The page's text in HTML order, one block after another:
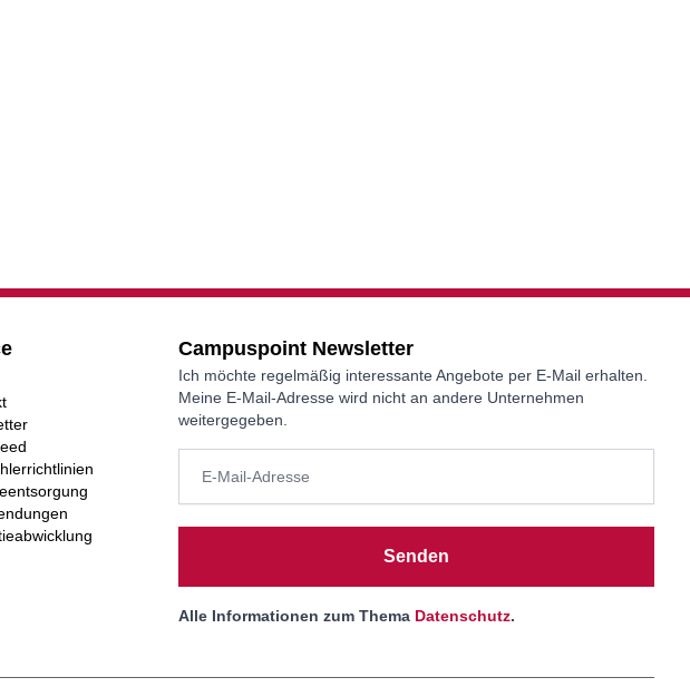
Campuspoint Newsletter
Ich möchte regelmäßig interessante Angebote per E-Mail erhalten.
Meine E-Mail-Adresse wird nicht an andere Unternehmen
weitergegeben.
Senden
Alle Informationen zum Thema Datenschutz.